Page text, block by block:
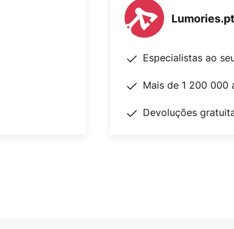
Lumories.pt
Especialistas ao
Mais de 1 200
Devoluções